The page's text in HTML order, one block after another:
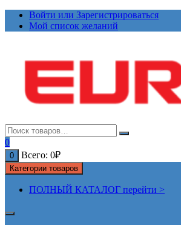
ПерейтиВойти или Зарегистрироваться
Мой список желаний
0
0 Всего: 0₽
Категории товаров
ПОЛНЫЙ КАТАЛОГ перейти >